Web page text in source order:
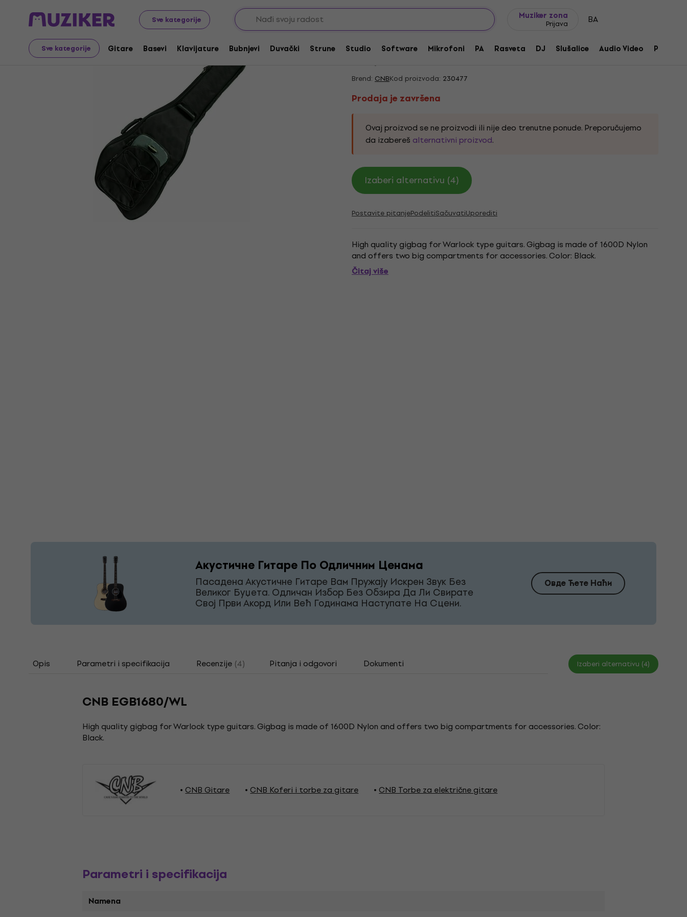
Sve kategorije
Muziker zona
Prijava BA
Sve kategorije Gitare Basevi Klavijature Bubnjevi Duvački Strune Studio Software Mikrofoni PA Rasveta DJ Slušalice Audio Video Pribor
Muzički instrumenti Gitare Koferi i torbe za gitare Torbe za električne gitare
Prodaja je završena
Prodaja je završena
CNB EGB1680/WL
Brend: CNBKod proizvoda: 230477
Prodaja je završena
Ovaj proizvod se ne proizvodi ili nije deo trenutne ponude. Preporučujemo
da izabereš alternativni proizvod.
Izaberi alternativu (4)
Postavite pitanjePodelitiSačuvatiUporediti
High quality gigbag for Warlock type guitars. Gigbag is made of 1600D Nylon
and offers two big compartments for accessories. Color: Black.
Čitaj više
Акустичне Гитаре По Одличним Ценама
Пасадена Акустичне Гитаре Вам Пружају Искрен Звук Без
Великог Буџета. Одличан Избор Без Обзира Да Ли Свирате
Свој Први Акорд Или Већ Годинама Наступате На Сцени.
Овде Ћете Наћи
Opis Parametri i specifikacija Recenzije (4) Pitanja i odgovori Dokumenti Izaberi alternativu (4)
CNB EGB1680/WL
High quality gigbag for Warlock type guitars. Gigbag is made of 1600D Nylon and offers two big compartments for accessories. Color:
Black.
CNB Gitare CNB Koferi i torbe za gitare CNB Torbe za električne gitare
Parametri i specifikacija
Namena